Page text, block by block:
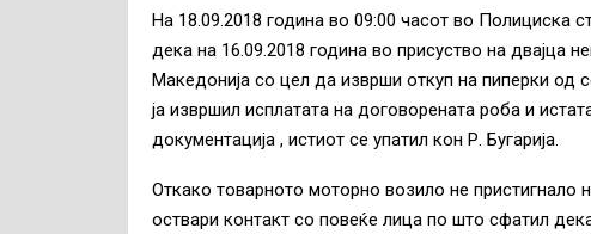
На 18.09.2018 година во 09:00 часот во Полициска
дека на 16.09.2018 година во присуство на двајца
Македонија со цел да изврши откуп на пиперки
ја извршил исплатата на договорената роба и
документација , истиот се упатил кон Р. Бугарија.
Откако товарното моторно возило не пристигнало
оствари контакт со повеќе лица по што сфатил